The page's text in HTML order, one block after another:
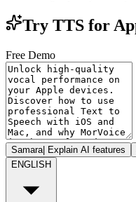
Try TTS for
Free Demo
Samara| Explain AI features
ENGLISH